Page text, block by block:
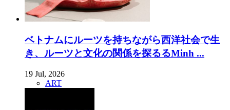
ベトナムにルーツを持ちながら西洋社会で生
き、ルーツと文化の関係を探るるMinh ...
19 Jul, 2026
ART